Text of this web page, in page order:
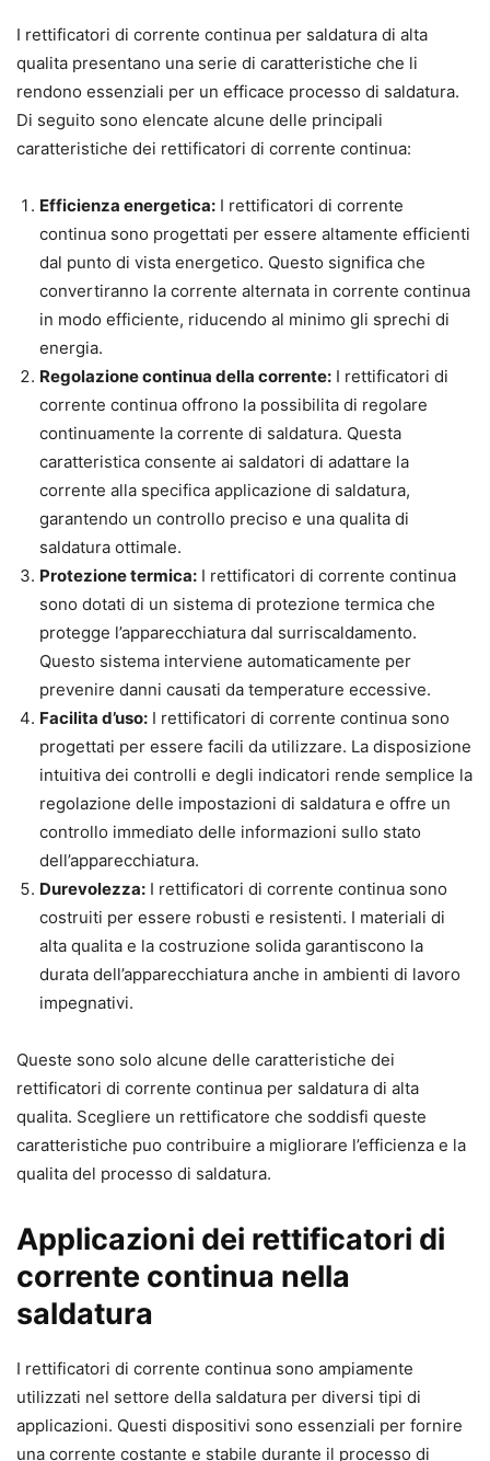
I rettificatori di corrente continua per saldatura di alta
qualita presentano una serie di caratteristiche che li
rendono essenziali per un efficace processo di saldatura.
Di seguito sono elencate alcune delle principali
caratteristiche dei rettificatori di corrente continua:
Efficienza energetica: I rettificatori di corrente
continua sono progettati per essere altamente efficienti
dal punto di vista energetico. Questo significa che
convertiranno la corrente alternata in corrente continua
in modo efficiente, riducendo al minimo gli sprechi di
energia.
Regolazione continua della corrente: I rettificatori di
corrente continua offrono la possibilita di regolare
continuamente la corrente di saldatura. Questa
caratteristica consente ai saldatori di adattare la
corrente alla specifica applicazione di saldatura,
garantendo un controllo preciso e una qualita di
saldatura ottimale.
Protezione termica: I rettificatori di corrente continua
sono dotati di un sistema di protezione termica che
protegge l’apparecchiatura dal surriscaldamento.
Questo sistema interviene automaticamente per
prevenire danni causati da temperature eccessive.
Facilita d’uso: I rettificatori di corrente continua sono
progettati per essere facili da utilizzare. La disposizione
intuitiva dei controlli e degli indicatori rende semplice la
regolazione delle impostazioni di saldatura e offre un
controllo immediato delle informazioni sullo stato
dell’apparecchiatura.
Durevolezza: I rettificatori di corrente continua sono
costruiti per essere robusti e resistenti. I materiali di
alta qualita e la costruzione solida garantiscono la
durata dell’apparecchiatura anche in ambienti di lavoro
impegnativi.
Queste sono solo alcune delle caratteristiche dei
rettificatori di corrente continua per saldatura di alta
qualita. Scegliere un rettificatore che soddisfi queste
caratteristiche puo contribuire a migliorare l’efficienza e la
qualita del processo di saldatura.
Applicazioni dei rettificatori di
corrente continua nella
saldatura
I rettificatori di corrente continua sono ampiamente
utilizzati nel settore della saldatura per diversi tipi di
applicazioni. Questi dispositivi sono essenziali per fornire
una corrente costante e stabile durante il processo di